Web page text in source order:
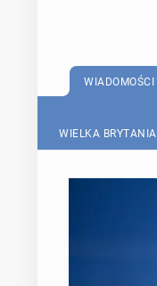
WIADOMOŚCI
WIELKA BRYTANIA